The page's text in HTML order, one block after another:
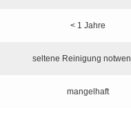
< 1 Jahre
seltene Reinigung
mangelhaft